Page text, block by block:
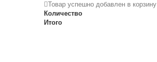
Товар успешно добавлен в корзину
Количество
Итого